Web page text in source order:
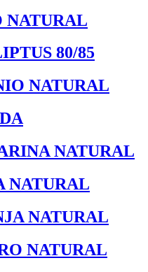
NATURAL
80/85
NATURAL
NATURAL
NATURAL
NATURAL
NATURAL